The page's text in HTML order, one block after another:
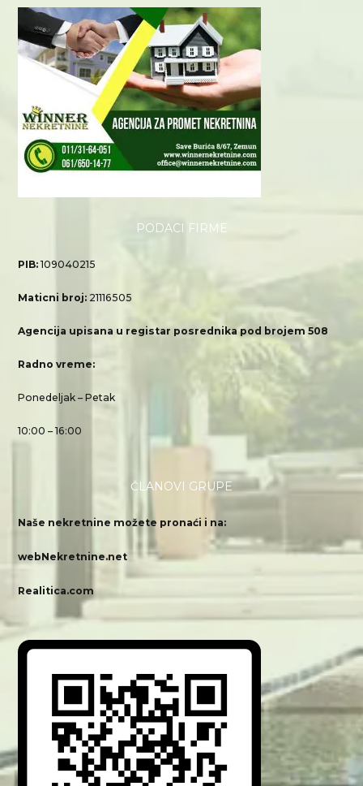
PODACI FIRME
PIB:109040215
Maticni broj: 21116505
Agencija upisana u registar posrednika pod brojem 508
Radno vreme:
Ponedeljak – Petak
10:00 – 16:00
ČLANOVI GRUPE
Naše nekretnine možete pronaći i na:
webNekretnine.net
Realitica.com